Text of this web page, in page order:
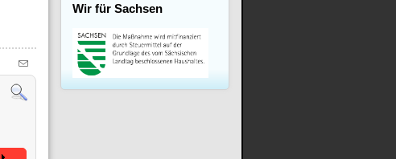
Wir für Sachsen